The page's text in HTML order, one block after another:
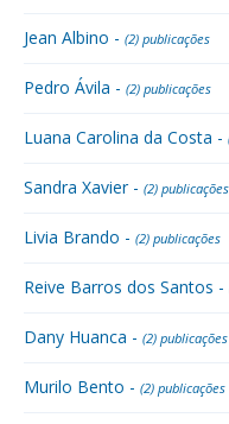
Jean Albino - (2) publicações
Pedro Ávila - (2) publicações
Luana Carolina da Costa -
Sandra Xavier - (2) publicações
Livia Brando - (2) publicações
Reive Barros dos Santos -
Dany Huanca - (2) publicações
Murilo Bento - (2) publicações